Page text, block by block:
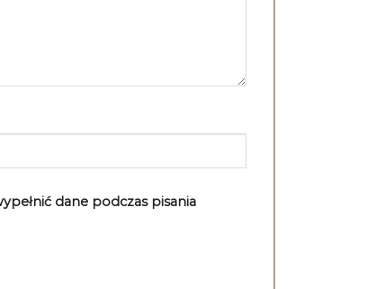
dane podczas pisania